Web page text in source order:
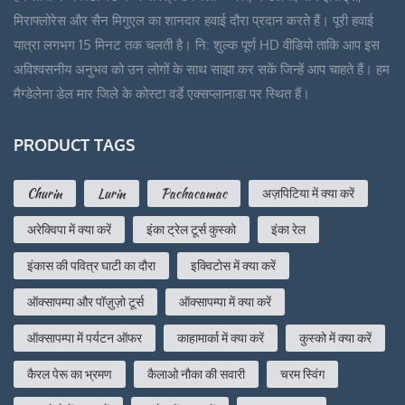
मिराफ्लोरेस और सैन मिगुएल का शानदार हवाई दौरा प्रदान करते हैं। पूरी हवाई
यात्रा लगभग 15 मिनट तक चलती है। नि: शुल्क पूर्ण HD वीडियो ताकि आप इस
अविश्वसनीय अनुभव को उन लोगों के साथ साझा कर सकें जिन्हें आप चाहते हैं। हम
मैग्डेलेना डेल मार जिले के कोस्टा वर्डे एक्सप्लानाडा पर स्थित हैं।
PRODUCT TAGS
Churin Lurin Pachacamac
अज़पिटिया में क्या करें
अरेक्विपा में क्या करें
इंका ट्रेल टूर्स कुस्को
इंका रेल
इंकास की पवित्र घाटी का दौरा
इक्विटोस में क्या करें
ऑक्सापम्पा और पॉज़ुज़ो टूर्स
ऑक्सापम्पा में क्या करें
ऑक्सापम्पा में पर्यटन ऑफर
काहामार्का में क्या करें
कुस्को में क्या करें
कैरल पेरू का भ्रमण
कैलाओ नौका की सवारी
चरम स्विंग